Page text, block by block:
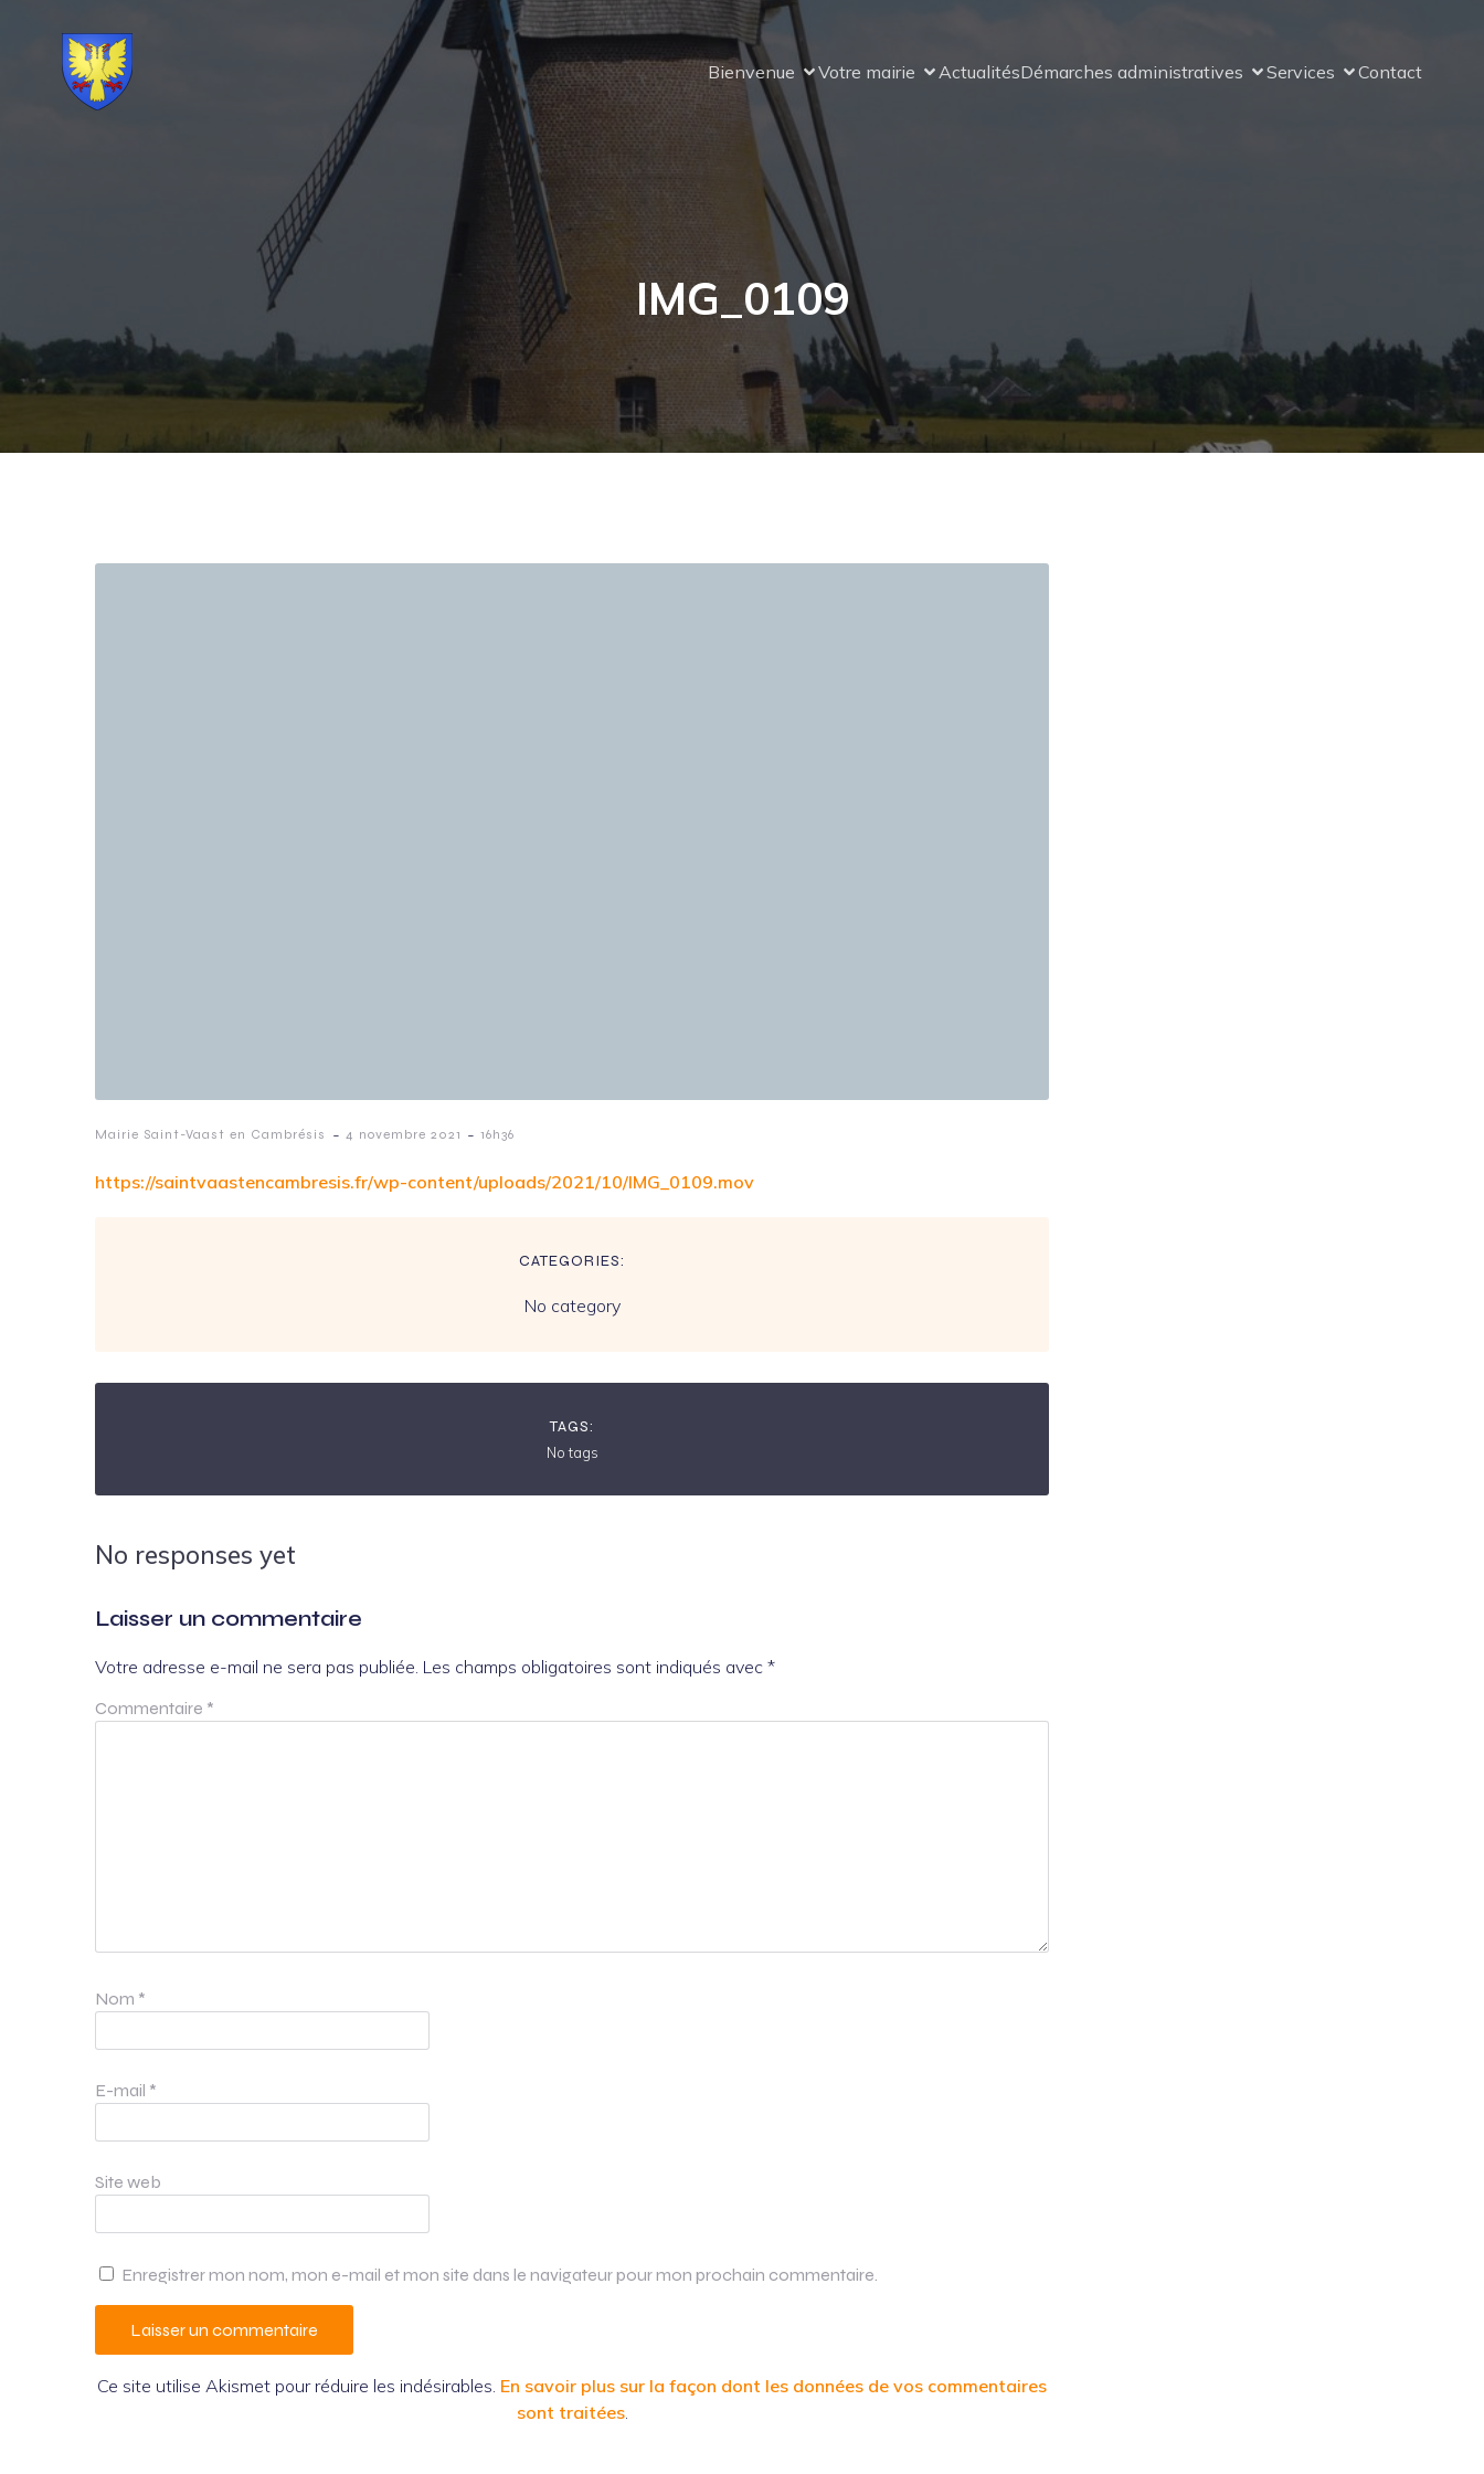
Bienvenue Votre mairie ActualitésDémarches administratives Services Contact
IMG_0109
Mairie Saint-Vaast en Cambrésis - 4 novembre 2021 - 16h36
https://saintvaastencambresis.fr/wp-content/uploads/2021/10/IMG_0109.mov
CATEGORIES:
No category
TAGS:
No tags
No responses yet
Laisser un commentaire
Votre adresse e-mail ne sera pas publiée. Les champs obligatoires sont indiqués avec *
Commentaire *
Nom *
E-mail *
Site web
Enregistrer mon nom, mon e-mail et mon site dans le navigateur pour mon prochain commentaire.
Ce site utilise Akismet pour réduire les indésirables. En savoir plus sur la façon dont les données de vos commentaires
sont traitées.